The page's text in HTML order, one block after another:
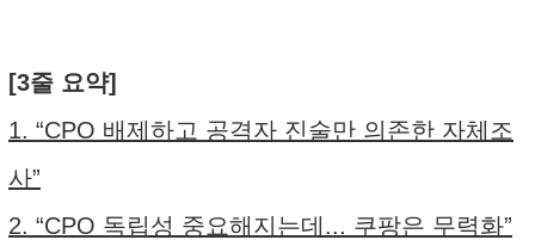
[3줄 요약]
1. “CPO 배제하고 공격자 진술만 의존한 자체조
사”
2. “CPO 독립성 중요해지는데... 쿠팡은 무력화”